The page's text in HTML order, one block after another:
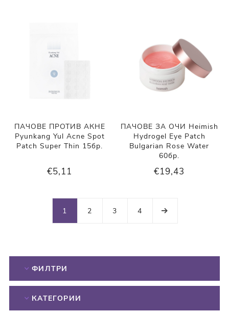
ПАЧОВЕ ПРОТИВ АКНЕ
Pyunkang Yul Acne Spot
Patch Super Thin 15бр.
€5,11
ПАЧОВЕ ЗА ОЧИ Heimish
Hydrogel Eye Patch
Bulgarian Rose Water
60бр.
€19,43
1 2 3 4
ФИЛТРИ
КАТЕГОРИИ